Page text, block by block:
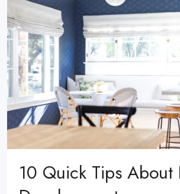
10 Quick Tips About